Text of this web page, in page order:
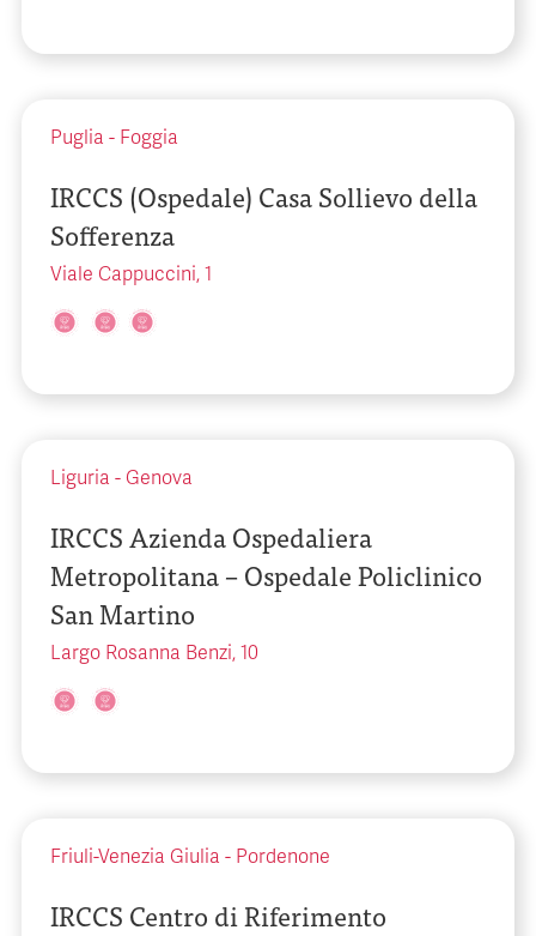
Puglia - Foggia
IRCCS (Ospedale) Casa Sollievo della
Sofferenza
Viale Cappuccini, 1
Liguria - Genova
IRCCS Azienda Ospedaliera
Metropolitana – Ospedale Policlinico
San Martino
Largo Rosanna Benzi, 10
Friuli-Venezia Giulia - Pordenone
IRCCS Centro di Riferimento